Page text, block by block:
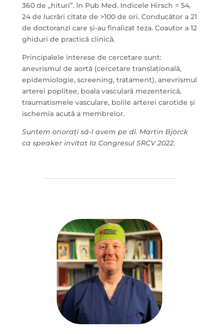
360 de „hituri”. în Pub Med. Indicele Hirsch = 54,
24 de lucrări citate de >100 de ori. Conducător a 21
de doctoranzi care și-au finalizat teza. Coautor a 12
ghiduri de practică clinică.
Principalele interese de cercetare sunt:
anevrismul de aortă (cercetare translațională,
epidemiologie, screening, tratament), anevrismul
arterei poplitee, boala vasculară mezenterică,
traumatismele vasculare, bolile arterei carotide și
ischemia acută a membrelor.
Suntem onorați să-l avem pe dl. Martin Björck
ca speaker invitat la Congresul SRCV 2022.